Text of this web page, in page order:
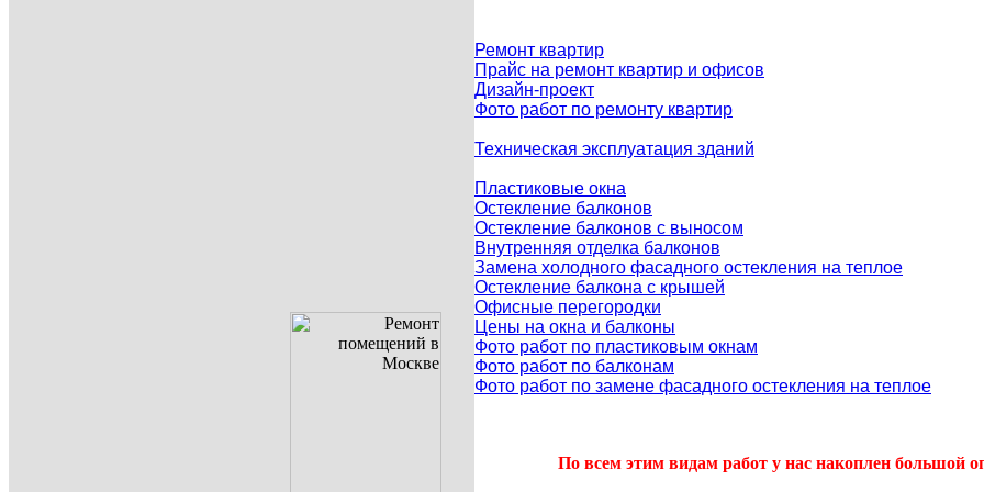
Ремонт квартир
Прайс на ремонт квартир и офисов
Дизайн-проект
Фото работ по ремонту квартир
Техническая эксплуатация зданий
Пластиковые окна
Остекление балконов
Остекление балконов с выносом
Внутренняя отделка балконов
Замена холодного фасадного остекления на теплое
Остекление балкона с крышей
Офисные перегородки
Цены на окна и балконы
Фото работ по пластиковым окнам
Фото работ по балконам
Фото работ по замене фасадного остекления на теплое
По всем этим видам работ у нас накоплен большой